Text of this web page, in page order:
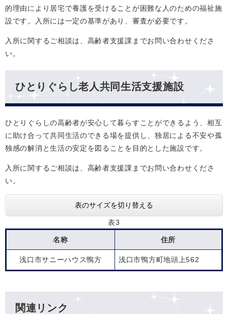
的理由により居宅で養護を受けることが困難な人のための福祉施
設です。入所には一定の基準があり、審査が必要です。
入所に関するご相談は、高齢者支援課までお問い合わせくださ
い。
ひとりぐらし老人共同生活支援施設
ひとりぐらしの高齢者が安心して暮らすことができるよう、相互
に助け合って共同生活のできる場を提供し、独居による不安や孤
独感の解消と生活の安定を図ることを目的とした施設です。
入所に関するご相談は、高齢者支援課までお問い合わせくださ
い。
表のサイズを切り替える
表3
名称 住所
浅口市サニーハウス鴨方 浅口市鴨方町地頭上562
関連リンク